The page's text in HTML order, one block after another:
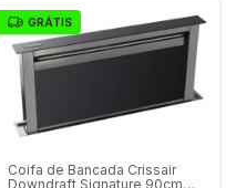
GRÁTIS
Coifa de Bancada Crissair
Downdraft Signature 90cm